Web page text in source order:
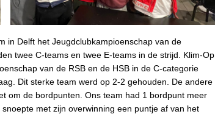
in Delft het Jeugdclubkampioenschap van de
twee C-teams en twee E-teams in de strijd. Klim-Op
van de RSB en de HSB in de C-categorie
Dit sterke team werd op 2-2 gehouden. De andere
om de bordpunten. Ons team had 1 bordpunt meer
met zijn overwinning een puntje af van het